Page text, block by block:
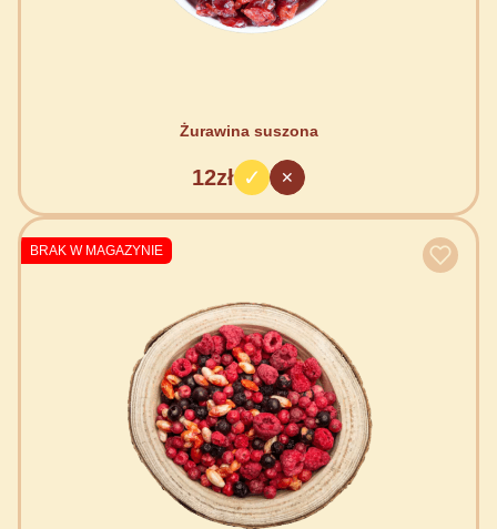
Żurawina suszona
12zł
BRAK W MAGAZYNIE